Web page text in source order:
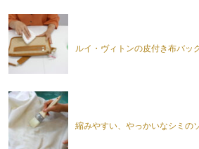
ルイ・ヴィトンの皮付き布バッ
縮みやすい、やっかいなシミの